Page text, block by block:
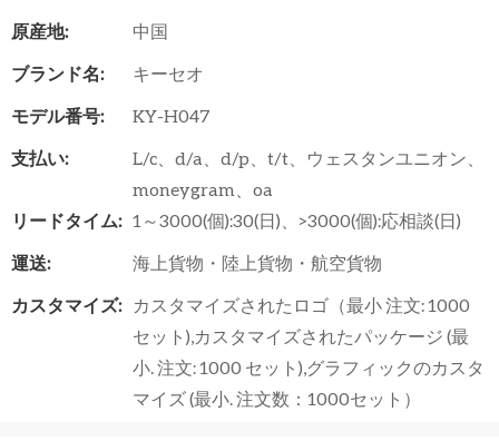
原産地:
中国
ブランド名:
キーセオ
モデル番号:
KY-H047
支払い:
L/c、d/a、d/p、t/t、ウェスタンユニオン、
moneygram、oa
リードタイム: 1～3000(個):30(日)、>3000(個):応相談(日)
運送:
海上貨物・陸上貨物・航空貨物
カスタマイズ:
カスタマイズされたロゴ（最小 注文: 1000
セット),カスタマイズされたパッケージ (最
小. 注文: 1000 セット),グラフィックのカスタ
マイズ (最小. 注文数：1000セット）